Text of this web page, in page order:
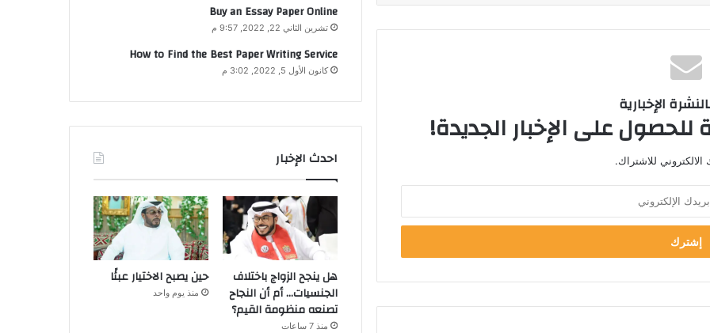
الإخبارية
للحصول على الإخبار الجديدة!
للاشتراك.
Buy an Essay Paper Online
تشرين الثاني 22, 2022, 9:57 م
How to Find the Best Paper Writing Service
كانون الأول 5, 2022, 3:02 م
احدث الإخبار
هل ينجح الزواج باختلاف
الجنسيات… أم أن النجاح
تصنعه منظومة القيم؟
منذ 7 ساعات
حين يصبح الاختيار عبئًا
منذ يوم واحد